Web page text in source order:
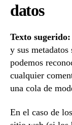
datos
Texto sugerido:
y sus
podemos
cualquier
una cola de
En el caso de